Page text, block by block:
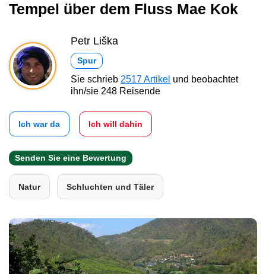
Tempel über dem Fluss Mae Kok
Petr Liška
Spur
Sie schrieb 2517 Artikel und beobachtet
ihn/sie 248 Reisende
Ich war da Ich will dahin
Senden Sie eine Bewertung
Natur Schluchten und Täler